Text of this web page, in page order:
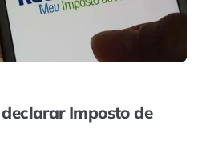
Imposto de